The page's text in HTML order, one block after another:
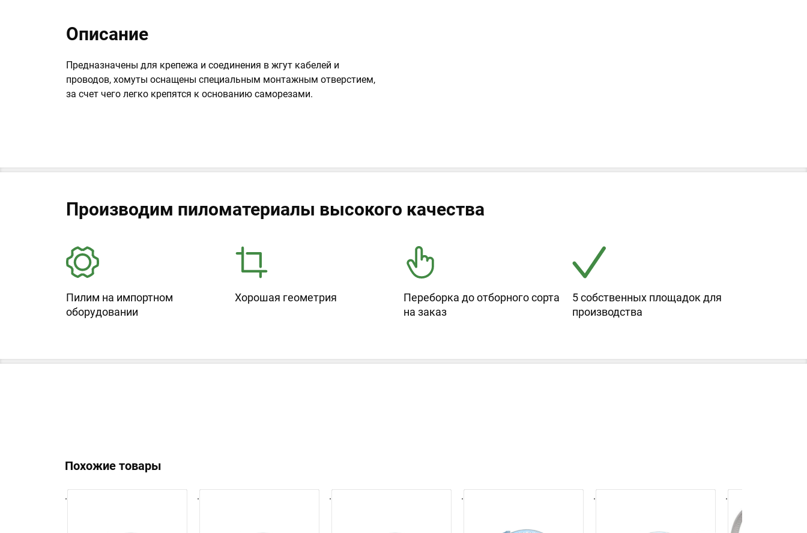
Описание
Предназначены для крепежа и соединения в жгут кабелей и
проводов, хомуты оснащены специальным монтажным отверстием,
за счет чего легко крепятся к основанию саморезами.
Производим пиломатериалы высокого качества
Пилим на импортном
оборудовании
Хорошая геометрия
Переборка до отборного сорта
на заказ
5 собственных площадок для
производства
Похожие товары
. . . . . .